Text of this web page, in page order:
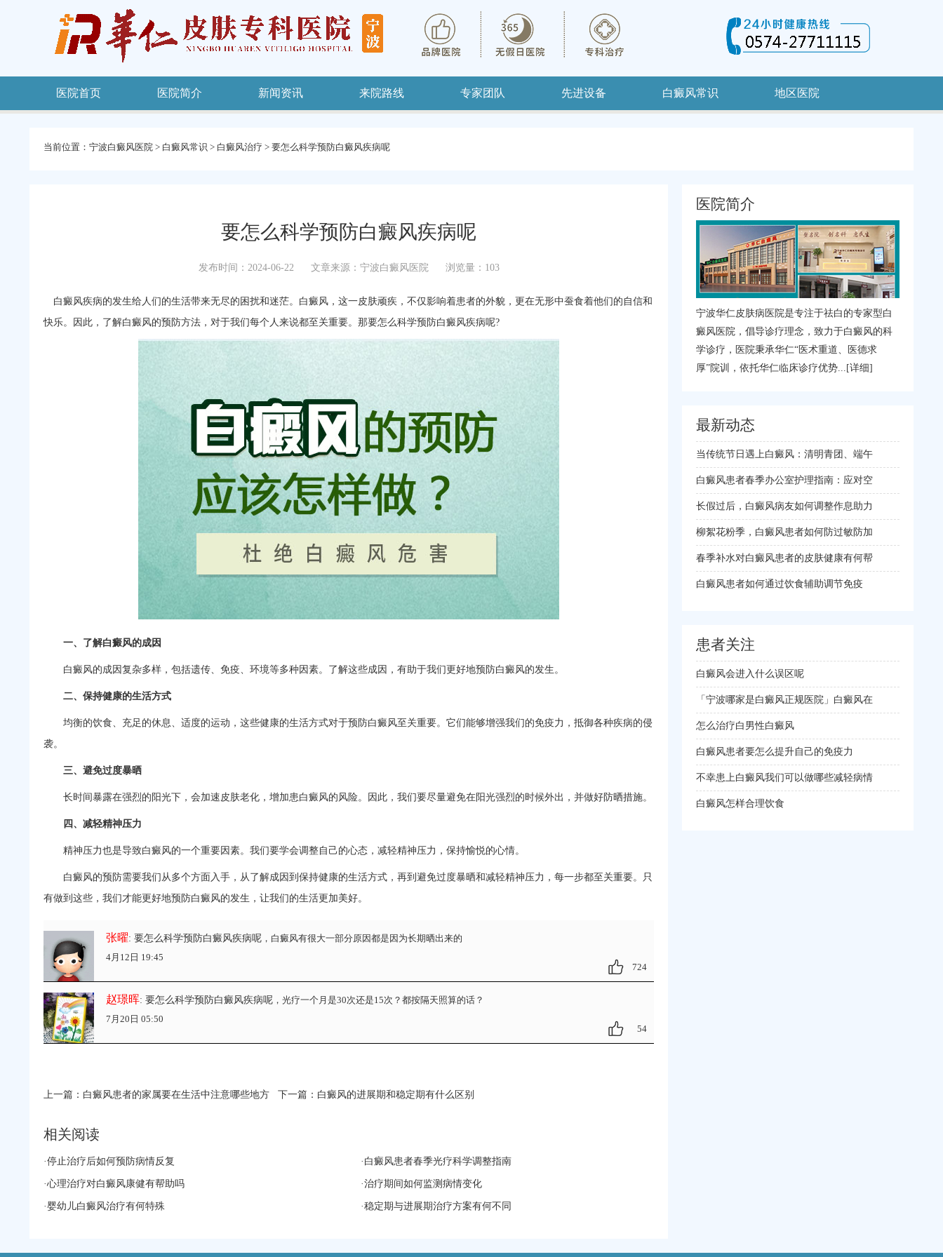
医院首页 医院简介 新闻资讯 来院路线 专家团队 先进设备 白癜风常识 地区医院
当前位置： 宁波白癜风医院 > 白癜风常识 > 白癜风治疗 > 要怎么科学预防白癜风疾病呢
要怎么科学预防白癜风疾病呢
发布时间：2024-06-22 文章来源：宁波白癜风医院 浏览量：103
白癜风疾病的发生给人们的生活带来无尽的困扰和迷茫。白癜风，这一皮肤顽疾，不仅影响着患者的外貌，更在无形中蚕食着他们的自信和
快乐。因此，了解白癜风的预防方法，对于我们每个人来说都至关重要。那要怎么科学预防白癜风疾病呢?
一、了解白癜风的成因
白癜风的成因复杂多样，包括遗传、免疫、环境等多种因素。了解这些成因，有助于我们更好地预防白癜风的发生。
二、保持健康的生活方式
均衡的饮食、充足的休息、适度的运动，这些健康的生活方式对于预防白癜风至关重要。它们能够增强我们的免疫力，抵御各种疾病的侵
袭。
三、避免过度暴晒
长时间暴露在强烈的阳光下，会加速皮肤老化，增加患白癜风的风险。因此，我们要尽量避免在阳光强烈的时候外出，并做好防晒措施。
四、减轻精神压力
精神压力也是导致白癜风的一个重要因素。我们要学会调整自己的心态，减轻精神压力，保持愉悦的心情。
白癜风的预防需要我们从多个方面入手，从了解成因到保持健康的生活方式，再到避免过度暴晒和减轻精神压力，每一步都至关重要。只
有做到这些，我们才能更好地预防白癜风的发生，让我们的生活更加美好。
张曜: 要怎么科学预防白癜风疾病呢，白癜风有很大一部分原因都是因为长期晒出来的
4月12日 19:45
724
赵璟晖: 要怎么科学预防白癜风疾病呢，光疗一个月是30次还是15次？都按隔天照算的话？
7月20日 05:50
54
上一篇： 白癜风患者的家属要在生活中注意哪些地方 下一篇： 白癜风的进展期和稳定期有什么区别
相关阅读
· 白癜风患者春季光疗科学调整指南
·停止治疗后如何预防病情反复
·治疗期间如何监测病情变化
·心理治疗对白癜风康健有帮助吗
·稳定期与进展期治疗方案有何不同
·婴幼儿白癜风治疗有何特殊
医院简介
宁波华仁皮肤病医院是专注于祛白的专家型白
癜风医院，倡导诊疗理念，致力于白癜风的科
学诊疗，医院秉承华仁“医术重道、医德求
厚”院训，依托华仁临床诊疗优势... [详细]
最新动态
当传统节日遇上白癜风：清明青团、端午
白癜风患者春季办公室护理指南：应对空
长假过后，白癜风病友如何调整作息助力
柳絮花粉季，白癜风患者如何防过敏防加
春季补水对白癜风患者的皮肤健康有何帮
白癜风患者如何通过饮食辅助调节免疫
患者关注
白癜风会进入什么误区呢
「宁波哪家是白癜风正规医院」白癜风在
怎么治疗白男性白癜风
白癜风患者要怎么提升自己的免疫力
不幸患上白癜风我们可以做哪些减轻病情
白癜风怎样合理饮食